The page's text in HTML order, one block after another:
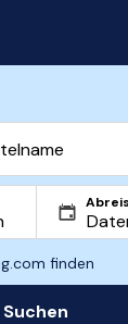
finden
Suchen